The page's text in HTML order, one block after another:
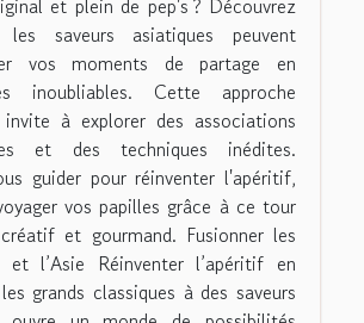
et plein de pep's ? Découvrez
les saveurs asiatiques peuvent
vos moments de partage en
inoubliables. Cette approche
invite à explorer des associations
et des techniques inédites.
guider pour réinventer l'apéritif,
vos papilles grâce à ce tour
et gourmand. Fusionner les
et l’Asie Réinventer l’apéritif en
grands classiques à des saveurs